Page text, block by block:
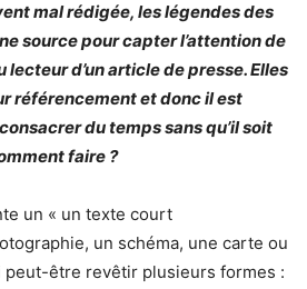
mal rédigée, les légendes des
source pour capter l’attention de
lecteur d’un article de presse. Elles
référencement et donc il est
du temps sans qu’il soit
faire ?
un « un texte court
un schéma, une carte ou
peut-être revêtir plusieurs formes :